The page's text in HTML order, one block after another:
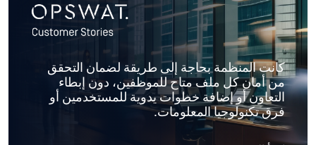
كانت المنظمة بحاجة إلى طريقة لضمان التحقق
من أمان كل ملف متاح للموظفين، دون إبطاء
التعاون أو إضافة خطوات يدوية للمستخدمين أو
فرق تكنولوجيا المعلومات.